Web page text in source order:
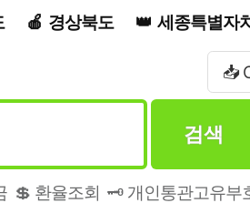
경상북도 세종특별자
📥
검색
💲 환율조회 🗝️ 개인통관고유부